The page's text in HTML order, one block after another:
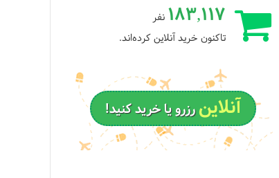
183,117 نفر
تاکنون خرید آنلاین کرده‌اند.
آنلاینرزرو یا خرید کنید!